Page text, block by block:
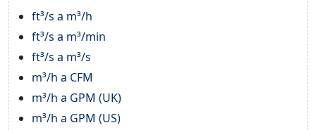
ft³/s a m³/h
ft³/s a m³/min
ft³/s a m³/s
m³/h a CFM
m³/h a GPM (UK)
m³/h a GPM (US)